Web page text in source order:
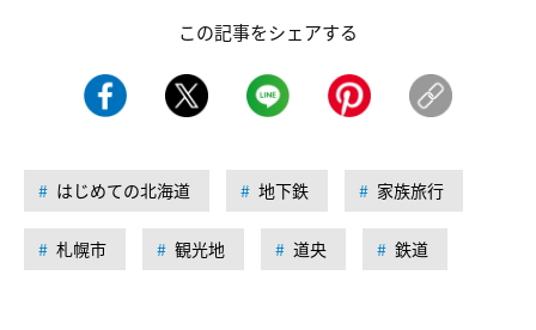
この記事をシェアする
はじめての北海道 地下鉄 家族旅行
札幌市 観光地 道央 鉄道